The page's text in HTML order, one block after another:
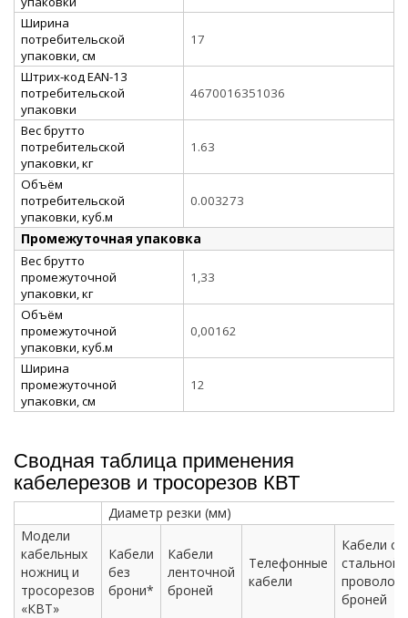
Ширина
потребительской
упаковки, см
17
Штрих-код EAN-13
потребительской
упаковки
4670016351036
Вес брутто
потребительской
упаковки, кг
1.63
Объём
потребительской
упаковки, куб.м
0.003273
Промежуточная упаковка
Вес брутто
промежуточной
упаковки, кг
1,33
Объём
промежуточной
упаковки, куб.м
0,00162
Ширина
промежуточной
упаковки, см
12
Сводная таблица применения
кабелерезов и тросорезов КВТ
Диаметр резки (мм)
Модели
кабельных
ножниц и
тросорезов
«КВТ»
Кабели
без
брони*
Кабели
ленточной
броней
Телефонные
кабели
Кабели со
стальной
броней